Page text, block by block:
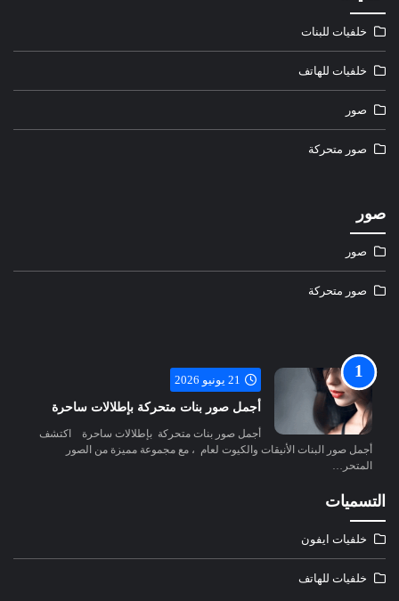
خلفيات للبنات
خلفيات للهاتف
صور
صور متحركة
صور
صور
صور متحركة
21 يونيو 2026
أجمل صور بنات متحركة بإطلالات ساحرة
أجمل صور بنات متحركة بإطلالات ساحرة اكتشف
أجمل صور البنات الأنيقات والكيوت لعام ، مع مجموعة مميزة من الصور
المتحر…
التسميات
خلفيات ايفون
خلفيات للهاتف